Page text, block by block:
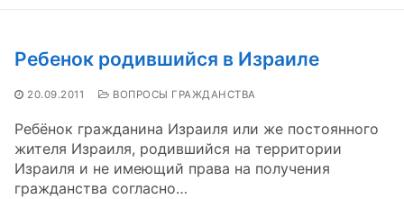
Ребенок родившийся в Израиле
20.09.2011 ВОПРОСЫ ГРАЖДАНСТВА
Ребёнок гражданина Израиля или же постоянного
жителя Израиля, родившийся на территории
Израиля и не имеющий права на получения
гражданства согласно…